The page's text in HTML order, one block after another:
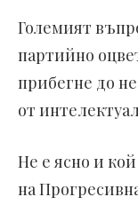
Големият
партийно
прибегне до
от
Не е ясно и
на